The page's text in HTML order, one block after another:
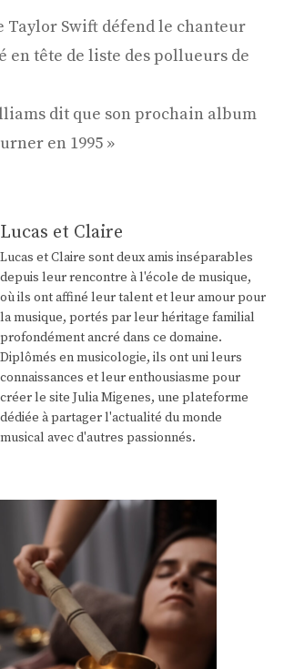
Taylor Swift défend le chanteur
en tête de liste des pollueurs de
dit que son prochain album
en 1995 »
Lucas et Claire
Lucas et Claire sont deux amis inséparables
depuis leur rencontre à l'école de musique,
où ils ont affiné leur talent et leur amour pour
la musique, portés par leur héritage familial
profondément ancré dans ce domaine.
Diplômés en musicologie, ils ont uni leurs
connaissances et leur enthousiasme pour
créer le site Julia Migenes, une plateforme
dédiée à partager l'actualité du monde
musical avec d'autres passionnés.